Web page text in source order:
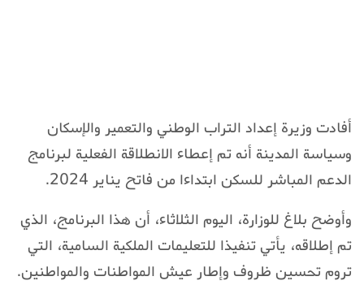
أفادت وزيرة إعداد التراب الوطني والتعمير والإسكان
وسياسة المدينة أنه تم إعطاء الانطلاقة الفعلية لبرنامج
الدعم المباشر للسكن ابتداءا من فاتح يناير 2024.
وأوضح بلاغ للوزارة، اليوم الثلاثاء، أن هذا البرنامج، الذي
تم إطلاقه، يأتي تنفيذا للتعليمات الملكية السامية، التي
تروم تحسين ظروف وإطار عيش المواطنات والمواطنين.